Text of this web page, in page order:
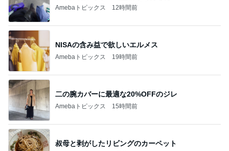
Amebaトピックス 12時間前
NISAの含み益で欲しいエルメス
Amebaトピックス 19時間前
二の腕カバーに最適な20%OFFのジレ
Amebaトピックス 15時間前
叔母と剥がしたリビングのカーペット